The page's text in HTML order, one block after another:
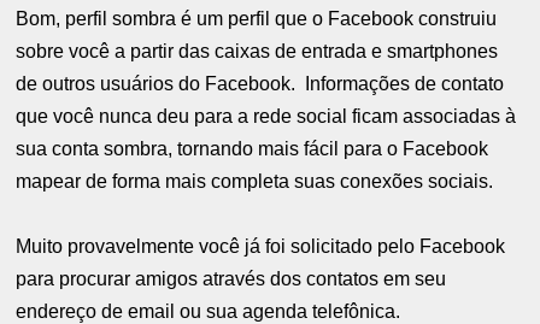
Bom, perfil sombra é um perfil que o Facebook construiu
sobre você a partir das caixas de entrada e smartphones
de outros usuários do Facebook.
Informações de contato
que você nunca deu para a rede social ficam associadas à
sua conta sombra, tornando mais fácil para o Facebook
mapear de forma mais completa suas conexões sociais.
Muito provavelmente você já foi solicitado pelo Facebook
para procurar amigos através dos contatos em seu
endereço de email ou sua agenda telefônica.